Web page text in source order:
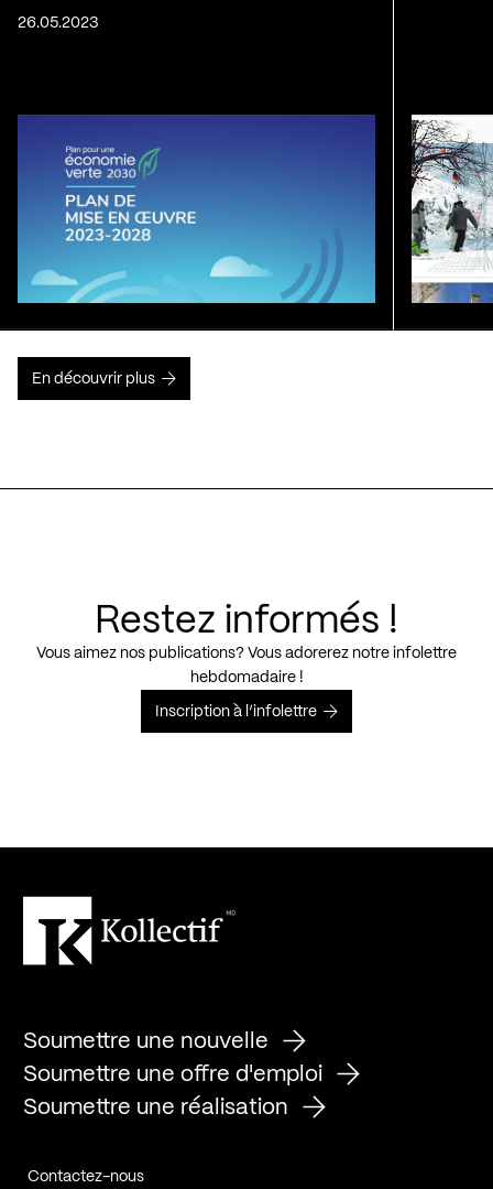
26.05.2023
En découvrir plus
Restez informés !
Vous aimez nos publications? Vous adorerez notre infolettre
hebdomadaire !
Inscription à l’infolettre
Soumettre une nouvelle
Soumettre une offre d'emploi
Soumettre une réalisation
Contactez-nous